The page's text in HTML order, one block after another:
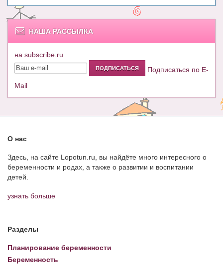
НАША РАССЫЛКА
на subscribe.ru
Подписаться по E-
Mail
О нас
Здесь, на сайте Lopotun.ru, вы найдёте много интересного о
беременности и родах, а также о развитии и воспитании
детей.
узнать больше
Разделы
Планирование беременности
Беременность